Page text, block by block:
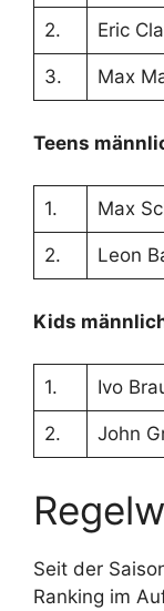
2. Eric
3. Max
Teens
1. Max
2. Leon
Kids
1. Ivo
2. John
Seit der
Ranking im